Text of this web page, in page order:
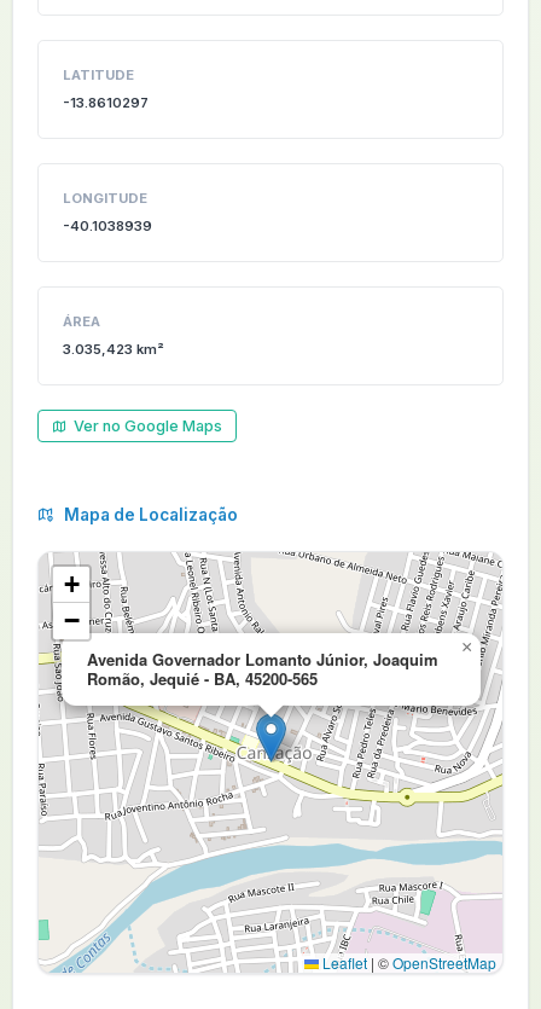
LATITUDE
-13.8610297
LONGITUDE
-40.1038939
ÁREA
3.035,423 km²
Ver no Google Maps
Mapa de Localização
Avenida Governador Lomanto Júnior, Joaquim
Romão, Jequié - BA, 45200-565
×
+
−
Leaflet | ©OpenStreetMap